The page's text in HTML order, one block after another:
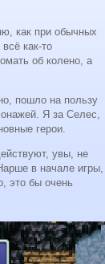
как при обычных
как-то
об колено, а
пошло на пользу
Я за Селес,
герои.
увы, не
в начале игры,
это бы очень